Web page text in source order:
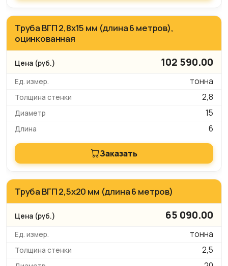
Труба ВГП 2,8х15 мм (длина 6 метров),
оцинкованная
102 590.00
тонна
2,8
15
6
Заказать
Труба ВГП 2,5х20 мм (длина 6 метров)
65 090.00
тонна
2,5